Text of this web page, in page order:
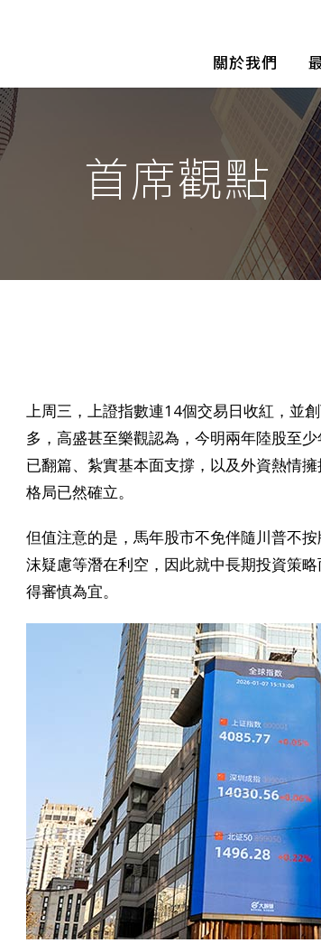
關於我們
首席觀點
上周三，上證指數連14個交易日收紅，並
多，高盛甚至樂觀認為，今明兩年陸股至
已翻篇、紮實基本面支撐，以及外資熱情
格局已然確立。
但值注意的是，馬年股市不免伴隨川普不
沫疑慮等潛在利空，因此就中長期投資策
得審慎為宜。